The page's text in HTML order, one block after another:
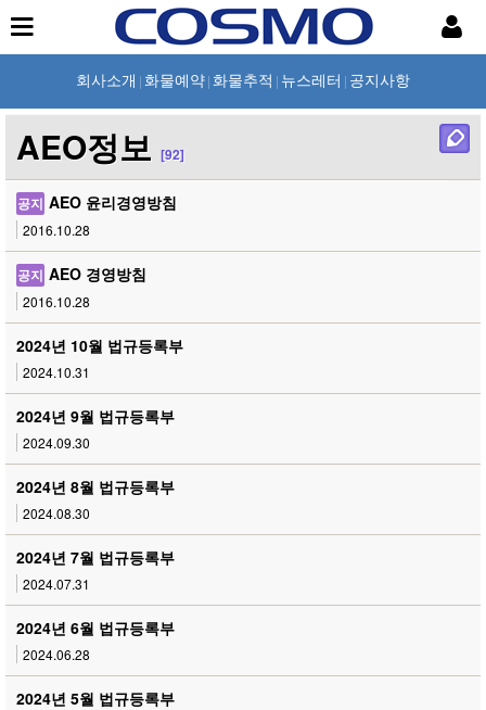
회사소개 화물예약 화물추적 뉴스레터 공지사항
AEO정보 [92]
공지 AEO 윤리경영방침
2016.10.28
공지 AEO 경영방침
2016.10.28
2024년 10월 법규등록부
2024.10.31
2024년 9월 법규등록부
2024.09.30
2024년 8월 법규등록부
2024.08.30
2024년 7월 법규등록부
2024.07.31
2024년 6월 법규등록부
2024.06.28
2024년 5월 법규등록부